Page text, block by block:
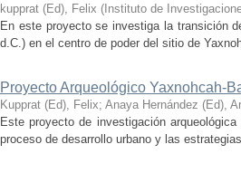
kupprat (Ed), Felix ( Instituto de
En este proyecto se investiga la transición
d.C.) en el centro de poder del sitio de
Proyecto Arqueológico Yaxnohcah-
Kupprat (Ed), Felix; Anaya Hernández (Ed),
Este proyecto de investigación
proceso de desarrollo urbano y las